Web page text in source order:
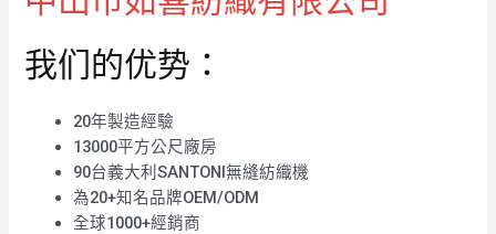
我们的优势：
20年製造經驗
13000平方公尺廠房
90台義大利SANTONI無縫紡織機
為20+知名品牌OEM/ODM
全球1000+經銷商